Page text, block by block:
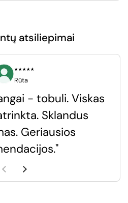
atsiliepimai
⭑⭑⭑⭑⭑
Rūta
- tobuli. Viskas
Sklandus
Geriausios
Ankstesnė skaidrė
Kita skaidrė